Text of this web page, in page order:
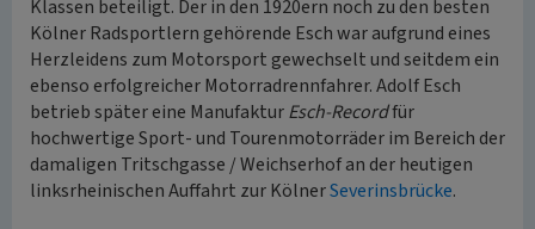
Klassen beteiligt. Der in den 1920ern noch zu den besten
Kölner Radsportlern gehörende Esch war aufgrund eines
Herzleidens zum Motorsport gewechselt und seitdem ein
ebenso erfolgreicher Motorradrennfahrer. Adolf Esch
betrieb später eine ManufakturEsch-Recordfür
hochwertige Sport- und Tourenmotorräder im Bereich der
damaligen Tritschgasse / Weichserhof an der heutigen
linksrheinischen Auffahrt zur KölnerSeverinsbrücke.